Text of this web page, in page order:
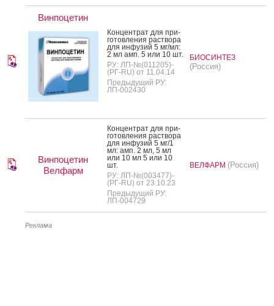
Винпоцетин
Кон­цен­трат для при­
готов­ле­ния рас­тво­ра
для ин­фу­зий 5 мг/мл:
2 мл амп. 5 или 10 шт.
РУ: ЛП-№(011205)-
(РГ-RU) от 11.04.14
Предыдущий РУ:
ЛП-002430
БИОСИНТЕЗ
(Россия)
Винпоцетин
Велфарм
Кон­цен­трат для при­
готов­ле­ния рас­тво­ра
для ин­фу­зий 5 мг/1
мл: амп. 2 мл, 5 мл
или 10 мл 5 или 10
шт.
РУ: ЛП-№(003477)-
(РГ-RU) от 23.10.23
Предыдущий РУ:
ЛП-004729
ВЕЛФАРМ (Россия)
Реклама